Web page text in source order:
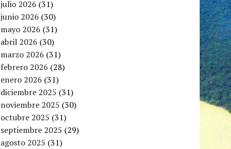
julio 2026 (31)
junio 2026 (30)
mayo 2026 (31)
abril 2026 (30)
marzo 2026 (31)
febrero 2026 (28)
enero 2026 (31)
diciembre 2025 (31)
noviembre 2025 (30)
octubre 2025 (31)
septiembre 2025 (29)
agosto 2025 (31)